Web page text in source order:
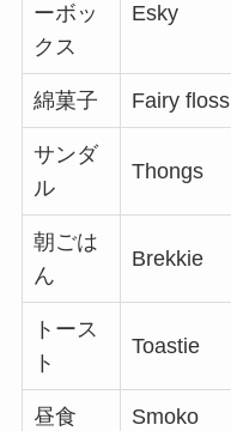
ーボッ
クス
Esky
綿菓子 Fairy floss
サンダ
ル
Thongs
朝ごは
ん
Brekkie
トース
ト
Toastie
昼食 Smoko